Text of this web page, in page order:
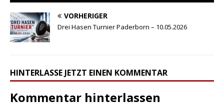
VORHERIGER
Drei Hasen Turnier Paderborn – 10.05.2026
HINTERLASSE JETZT EINEN KOMMENTAR
Kommentar hinterlassen